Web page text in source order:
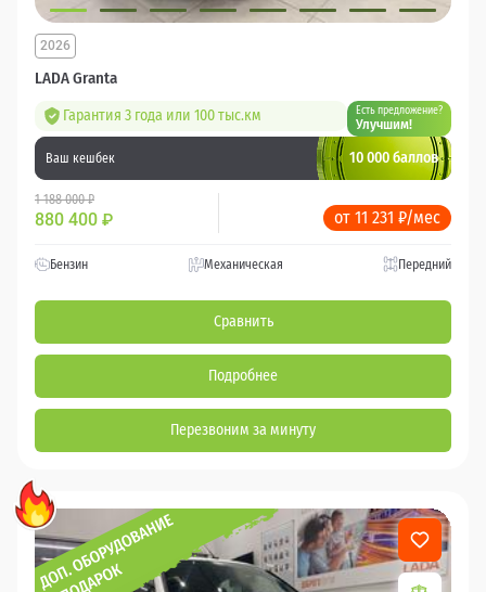
LADA Granta
2026
Гарантия 3 года или 100 тыс.км Есть предложение?
Улучшим!
Ваш кешбек 10 000 баллов
1 188 000 ₽
880 400 ₽ от 11 231 ₽/мес
Бензин Механическая Передний
Сравнить
Подробнее
Перезвоним за минуту